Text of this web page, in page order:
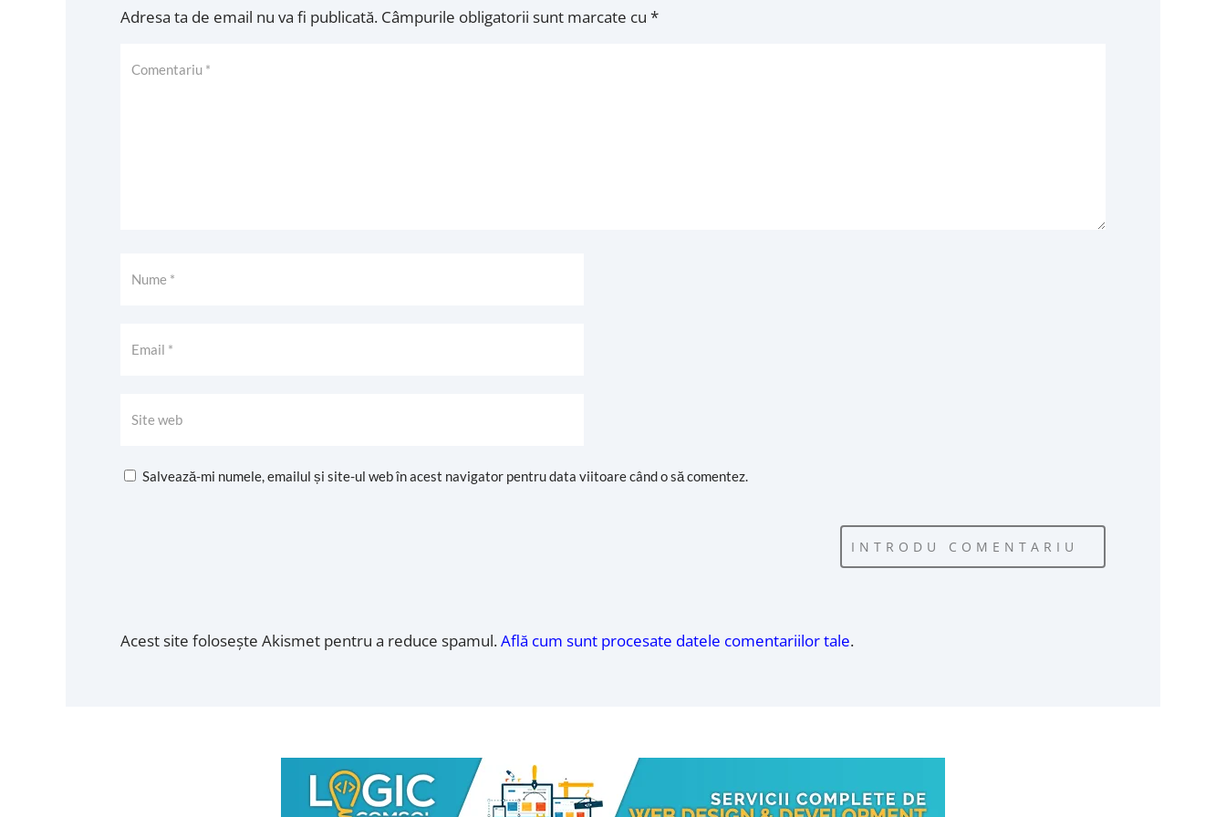
Adresa ta de email nu va fi publicată. Câmpurile obligatorii sunt marcate cu *
Salvează-mi numele, emailul și site-ul web în acest navigator pentru data viitoare când o să comentez.
INTRODU COMENTARIU
Acest site folosește Akismet pentru a reduce spamul.Află cum sunt procesate datele comentariilor tale.